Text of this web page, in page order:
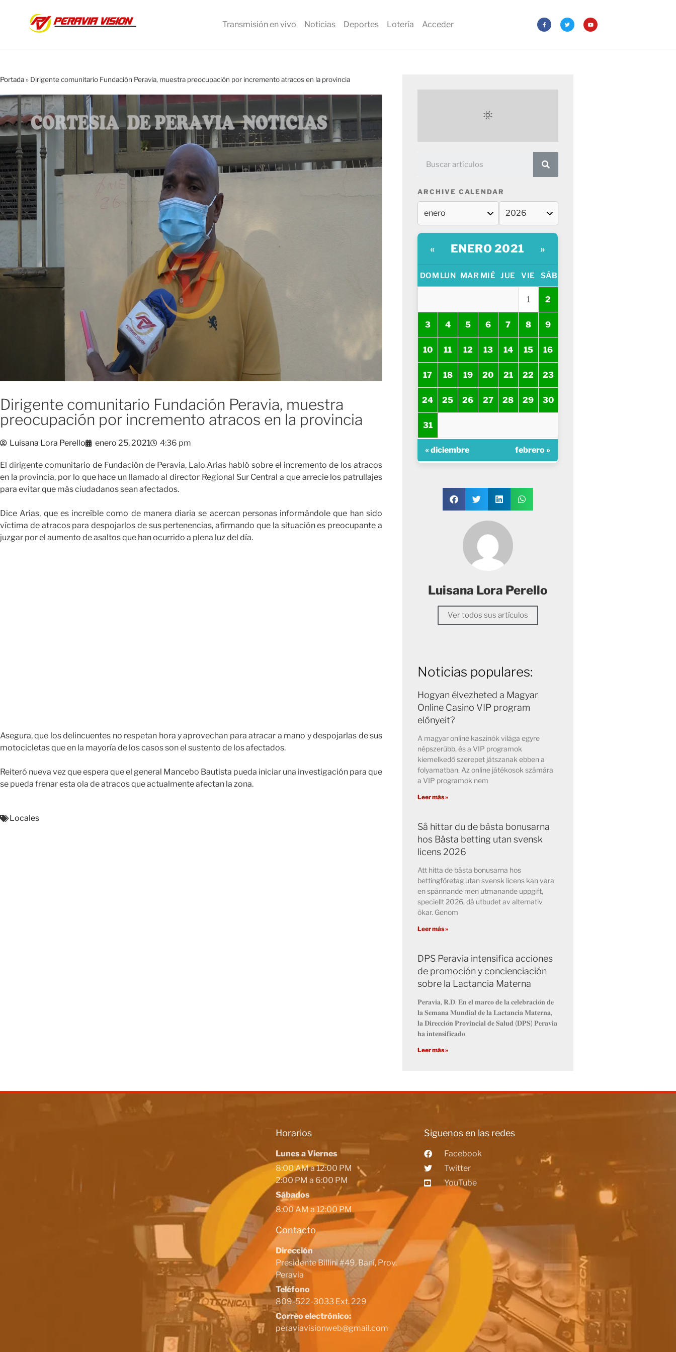
Transmisión en vivo Noticias Deportes Lotería Acceder
Portada» Dirigente comunitario Fundación Peravia, muestra preocupación por incremento atracos en la provincia
Dirigente comunitario Fundación Peravia, muestra
preocupación por incremento atracos en la provincia
Luisana Lora Perello enero 25, 2021 4:36 pm
El dirigente comunitario de Fundación de Peravia, Lalo Arias habló sobre el incremento de los atracos
en la provincia, por lo que hace un llamado al director Regional Sur Central a que arrecie los patrullajes
para evitar que más ciudadanos sean afectados.
Dice Arias, que es increíble como de manera diaria se acercan personas informándole que han sido
víctima de atracos para despojarlos de sus pertenencias, afirmando que la situación es preocupante a
juzgar por el aumento de asaltos que han ocurrido a plena luz del día.
Asegura, que los delincuentes no respetan hora y aprovechan para atracar a mano y despojarlas de sus
motocicletas que en la mayoría de los casos son el sustento de los afectados.
Reiteró nueva vez que espera que el general Mancebo Bautista pueda iniciar una investigación para que
se pueda frenar esta ola de atracos que actualmente afectan la zona.
Locales
ARCHIVE CALENDAR
« ENERO 2021 »
DOM LUN MAR MIÉ JUE VIE SÁB
1 2
3 4 5 6 7 8 9
10 11 12 13 14 15 16
17 18 19 20 21 22 23
24 25 26 27 28 29 30
31
« diciembre febrero »
Luisana Lora Perello
Ver todos sus artículos
Noticias populares:
Hogyan élvezheted a Magyar
Online Casino VIP program
előnyeit?
A magyar online kaszinók világa egyre
népszerűbb, és a VIP programok
kiemelkedő szerepet játszanak ebben a
folyamatban. Az online játékosok számára
a VIP programok nem
Leer más »
Så hittar du de bästa bonusarna
hos Bästa betting utan svensk
licens 2026
Att hitta de bästa bonusarna hos
bettingföretag utan svensk licens kan vara
en spännande men utmanande uppgift,
speciellt 2026, då utbudet av alternativ
ökar. Genom
Leer más »
DPS Peravia intensifica acciones
de promoción y concienciación
sobre la Lactancia Materna
𝐏𝐞𝐫𝐚𝐯𝐢𝐚, 𝐑.𝐃. 𝐄𝐧 𝐞𝐥 𝐦𝐚𝐫𝐜𝐨 𝐝𝐞 𝐥𝐚 𝐜𝐞𝐥𝐞𝐛𝐫𝐚𝐜𝐢𝐨́𝐧 𝐝𝐞
𝐥𝐚 𝐒𝐞𝐦𝐚𝐧𝐚 𝐌𝐮𝐧𝐝𝐢𝐚𝐥 𝐝𝐞 𝐥𝐚 𝐋𝐚𝐜𝐭𝐚𝐧𝐜𝐢𝐚 𝐌𝐚𝐭𝐞𝐫𝐧𝐚,
𝐥𝐚 𝐃𝐢𝐫𝐞𝐜𝐜𝐢𝐨́𝐧 𝐏𝐫𝐨𝐯𝐢𝐧𝐜𝐢𝐚𝐥 𝐝𝐞 𝐒𝐚𝐥𝐮𝐝 (𝐃𝐏𝐒) 𝐏𝐞𝐫𝐚𝐯𝐢𝐚
𝐡𝐚 𝐢𝐧𝐭𝐞𝐧𝐬𝐢𝐟𝐢𝐜𝐚𝐝𝐨
Leer más »
Horarios
Lunes a Viernes
8:00 AM a 12:00 PM
2:00 PM a 6:00 PM
Sábados
8:00 AM a 12:00 PM
Contacto
Dirección
Presidente Billini #49, Baní, Prov.
Peravia
Teléfono
809-522-3033 Ext. 229
Correo electrónico:
peraviavisionweb@gmail.com
Siguenos en las redes
Facebook
Twitter
YouTube